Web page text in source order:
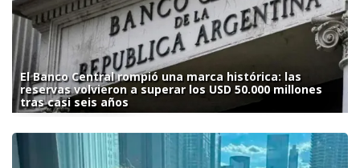
El Banco Central rompió una marca histórica: las
reservas volvieron a superar los USD 50.000 millones
tras casi seis años